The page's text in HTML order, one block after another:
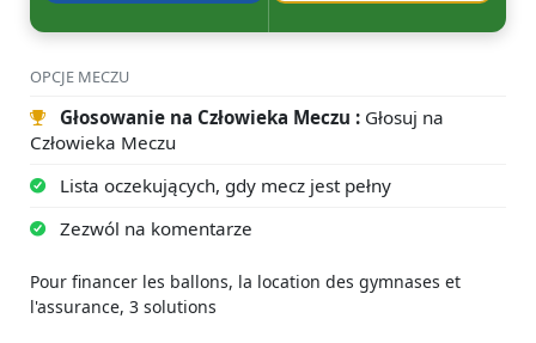
OPCJE MECZU
Głosowanie na Człowieka Meczu : Głosuj na
Człowieka Meczu
Lista oczekujących, gdy mecz jest pełny
Zezwól na komentarze
Pour financer les ballons, la location des gymnases et
l'assurance, 3 solutions